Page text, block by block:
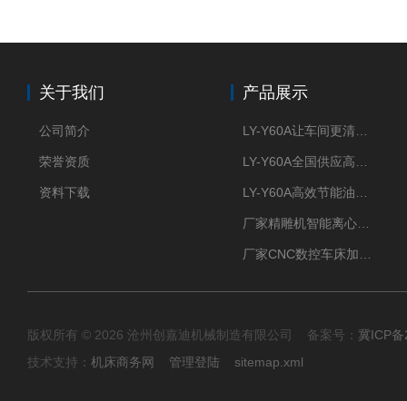
关于我们
公司简介
荣誉资质
资料下载
产品展示
版权所有 © 2026 沧州创嘉迪机械制造有限公司 备案号： 冀ICP
技术支持： 机床商务网 管理登陆 sitemap.xml